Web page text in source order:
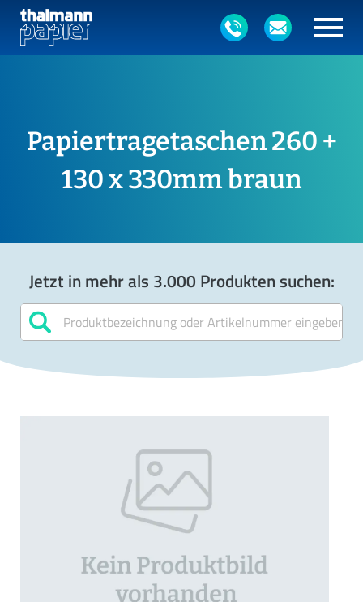
Papiertragetaschen 260 +
130 x 330mm braun
Jetzt in mehr als 3.000 Produkten suchen: